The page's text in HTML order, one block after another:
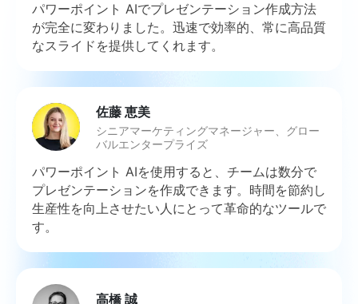
パワーポイント AIでプレゼンテーション作成方法
が完全に変わりました。迅速で効率的、常に高品質
なスライドを提供してくれます。
佐藤 恵美
シニアマーケティングマネージャー、グロー
バルエンタープライズ
パワーポイント AIを使用すると、チームは数分で
プレゼンテーションを作成できます。時間を節約し
生産性を向上させたい人にとって革命的なツールで
す。
高橋 誠